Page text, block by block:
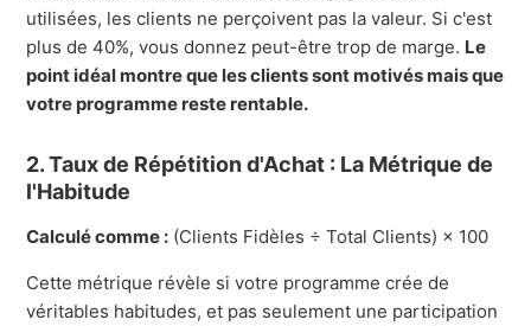
utilisées, les clients ne perçoivent pas la valeur. Si c'est
plus de 40%, vous donnez peut-être trop de marge. Le
point idéal montre que les clients sont motivés mais que
votre programme reste rentable.
2. Taux de Répétition d'Achat : La Métrique de
l'Habitude
Calculé comme : (Clients Fidèles ÷ Total Clients) × 100
Cette métrique révèle si votre programme crée de
véritables habitudes, et pas seulement une participation